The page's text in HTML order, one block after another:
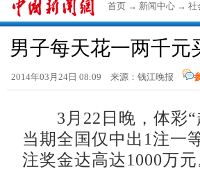
首页 → 新闻中心 → 社
男子每天花一两千元
2014年03月24日 08:09 来源：钱江晚报
3月22日晚，体彩“
当期全国仅中出1注一
注奖金达高达1000万